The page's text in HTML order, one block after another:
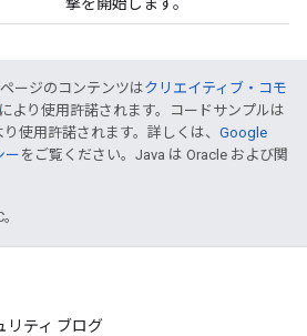
ージのコンテンツはクリエイティブ・コモ
により使用許諾されます。コードサンプルは
り使用許諾されます。詳しくは、 Google
ー をご覧ください。Java は Oracle および関
リティ ブログ